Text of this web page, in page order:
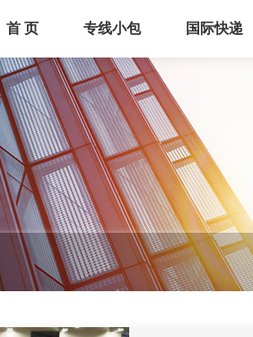
首 页 专线小包 国际快递